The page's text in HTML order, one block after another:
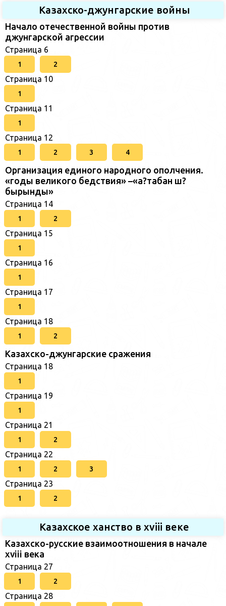
Казахско-джунгарские войны
Начало отечественной войны против
джунгарской агрессии
Страница 6
1 2
Страница 10
1
Страница 11
1
Страница 12
1 2 3 4
Организация единого народного ополчения.
«годы великого бедствия» –«а?табан ш?
бырынды»
Страница 14
1 2
Страница 15
1
Страница 16
1
Страница 17
1
Страница 18
1 2
Казахско-джунгарские сражения
Страница 18
1
Страница 19
1
Страница 21
1 2
Страница 22
1 2 3
Страница 23
1 2
Казахское ханство в хviii веке
Казахско-русские взаимоотношения в начале
xviii века
Страница 27
1 2
Страница 28